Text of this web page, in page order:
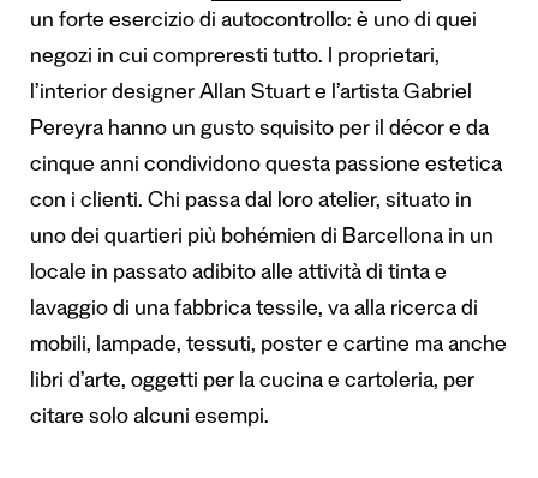
un forte esercizio di autocontrollo: è uno di quei
negozi in cui compreresti tutto. I proprietari,
l’interior designer Allan Stuart e l’artista Gabriel
Pereyra hanno un gusto squisito per il décor e da
cinque anni condividono questa passione estetica
con i clienti. Chi passa dal loro atelier, situato in
uno dei quartieri più bohémien di Barcellona in un
locale in passato adibito alle attività di tinta e
lavaggio di una fabbrica tessile, va alla ricerca di
mobili, lampade, tessuti, poster e cartine ma anche
libri d’arte, oggetti per la cucina e cartoleria, per
citare solo alcuni esempi.